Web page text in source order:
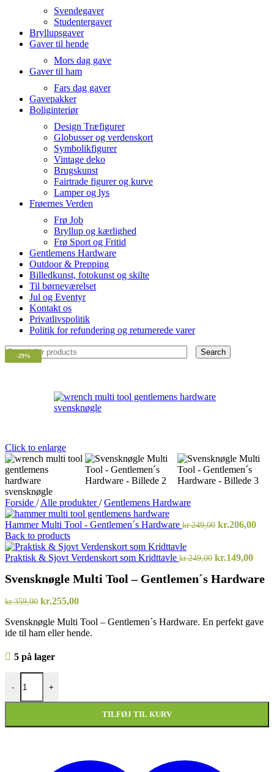
Svendegaver
Studentergaver
Bryllupsgaver
Gaver til hende
Mors dag gave
Gaver til ham
Fars dag gaver
Gavepakker
Boliginteriør
Design Træfigurer
Globusser og verdenskort
Symbolikfigurer
Vintage deko
Brugskunst
Fairtrade figurer og kurve
Lamper og lys
Frøernes Verden
Frø Job
Bryllup og kærlighed
Frø Sport og Fritid
Gentlemens Hardware
Outdoor & Prepping
Billedkunst, fotokunst og skilte
Til børneværelset
Jul og Eventyr
Kontakt os
Privatlivspolitik
Politik for refundering og returnerede varer
Search
-29%
Click to enlarge
Forside / Alle produkter/ Gentlemens Hardware
Hammer Multi Tool - Gentlemen´s Hardware kr.249,00 Den
var:
kr.206,00Den
Back to products
Praktisk & Sjovt Verdenskort som Kridttavle kr.249,00 Den
pris
kr.149,00Den
pris
Svensknøgle Multi Tool – Gentlemen´s Hardware
kr.359,00 Den
pris
var:
kr.255,00Den
pris
er:
Svensknøgle Multi Tool – Gentlemen´s Hardware. En perfekt gave
ide til ham eller hende.
5 på lager
-
Svensknøgle Multi Tool - Gentlemen´s Hardware antal
+
TILFØJ TIL KURV